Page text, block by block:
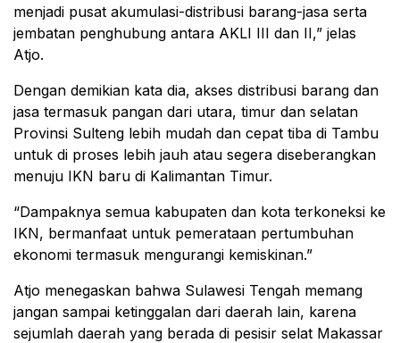
menjadi pusat akumulasi-distribusi barang-jasa serta
jembatan penghubung antara AKLI III dan II,” jelas
Atjo.
Dengan demikian kata dia, akses distribusi barang dan
jasa termasuk pangan dari utara, timur dan selatan
Provinsi Sulteng lebih mudah dan cepat tiba di Tambu
untuk di proses lebih jauh atau segera diseberangkan
menuju IKN baru di Kalimantan Timur.
“Dampaknya semua kabupaten dan kota terkoneksi ke
IKN, bermanfaat untuk pemerataan pertumbuhan
ekonomi termasuk mengurangi kemiskinan.”
Atjo menegaskan bahwa Sulawesi Tengah memang
jangan sampai ketinggalan dari daerah lain, karena
sejumlah daerah yang berada di pesisir selat Makassar